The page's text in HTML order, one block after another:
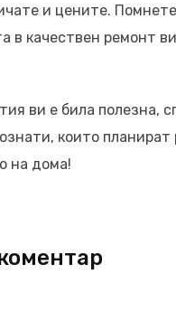
и цените.
в качествен ремонт
ви е била полезна,
които планират
на дома!